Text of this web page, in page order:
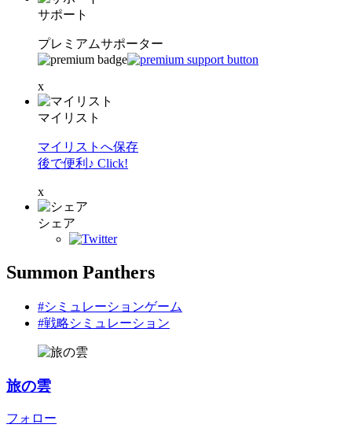
サポート
プレミアムサポーター
x
マイリスト
マイリストへ保存
後で便利♪ Click!
x
シェア
Summon Panthers
#シミュレーションゲーム
#戦略シミュレーション
旅の雲
フォロー